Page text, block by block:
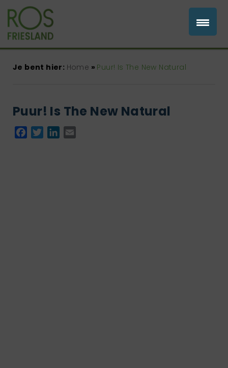
Je bent hier: Home » Puur! Is The New Natural
Puur! Is The New Natural
Facebook
TwitterLinkedIn